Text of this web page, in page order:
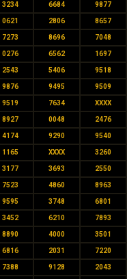
3234 6684 9877
0621 2806 8657
7273 8696 7048
0276 6562 1697
2543 5406 9518
9876 9495 9509
9519 7634 XXXX
8927 0048 2476
4174 9290 9540
1165 XXXX 3260
3177 3693 2550
7523 4860 8963
9595 3748 6801
3452 6210 7893
8890 4000 3501
6816 2031 7220
7388 9128 2043